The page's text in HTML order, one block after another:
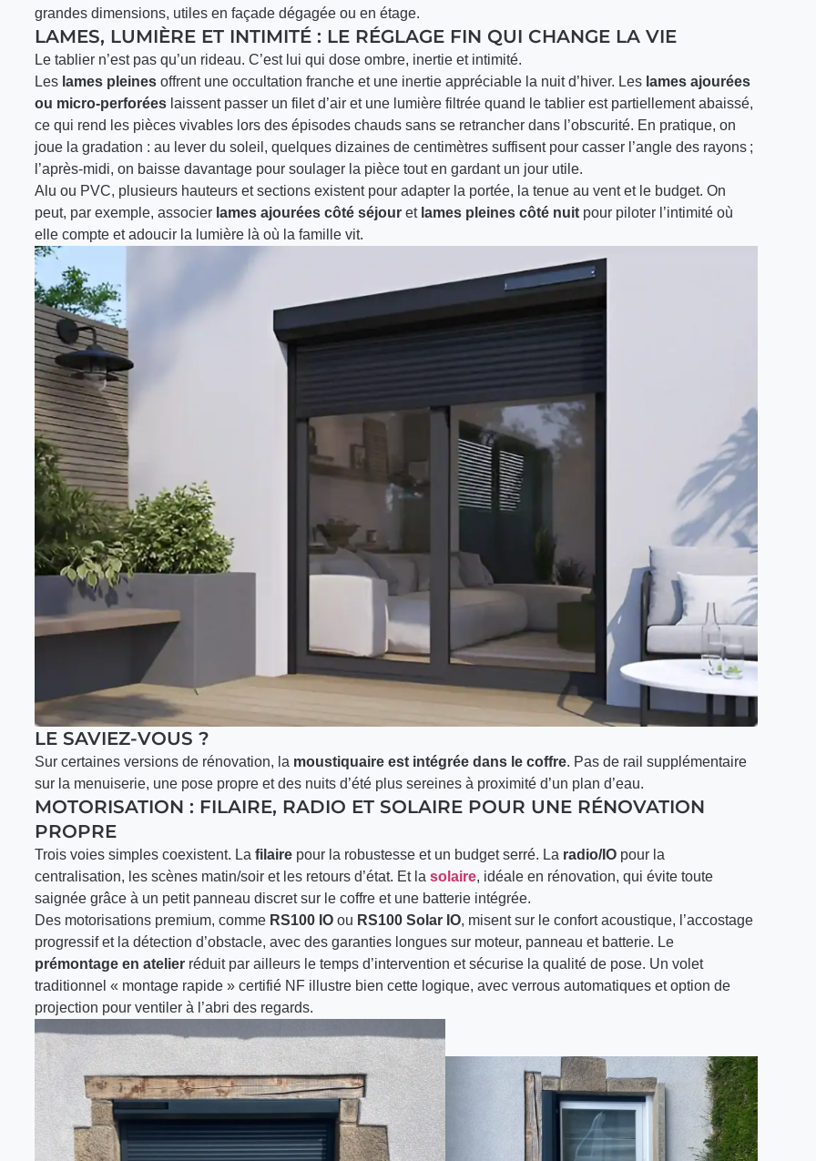
grandes dimensions, utiles en façade dégagée ou en étage.
LAMES, LUMIÈRE ET INTIMITÉ : LE RÉGLAGE FIN QUI CHANGE LA VIE
Le tablier n’est pas qu’un rideau. C’est lui qui dose ombre, inertie et intimité.
Les lames pleinesoffrent une occultation franche et une inertie appréciable la nuit d’hiver. Les lames ajourées
ou micro-perforéeslaissent passer un filet d’air et une lumière filtrée quand le tablier est partiellement abaissé,
ce qui rend les pièces vivables lors des épisodes chauds sans se retrancher dans l’obscurité. En pratique, on
joue la gradation : au lever du soleil, quelques dizaines de centimètres suffisent pour casser l’angle des rayons ;
l’après-midi, on baisse davantage pour soulager la pièce tout en gardant un jour utile.
Alu ou PVC, plusieurs hauteurs et sections existent pour adapter la portée, la tenue au vent et le budget. On
peut, par exemple, associer lames ajourées côté séjouret lames pleines côté nuitpour piloter l’intimité où
elle compte et adoucir la lumière là où la famille vit.
LE SAVIEZ-VOUS ?
Sur certaines versions de rénovation, la moustiquaire est intégrée dans le coffre. Pas de rail supplémentaire
sur la menuiserie, une pose propre et des nuits d’été plus sereines à proximité d’un plan d’eau.
MOTORISATION : FILAIRE, RADIO ET SOLAIRE POUR UNE RÉNOVATION
PROPRE
Trois voies simples coexistent. La filairepour la robustesse et un budget serré. La radio/IOpour la
centralisation, les scènes matin/soir et les retours d’état. Et la solaire, idéale en rénovation, qui évite toute
saignée grâce à un petit panneau discret sur le coffre et une batterie intégrée.
Des motorisations premium, comme RS100 IOou RS100 Solar IO, misent sur le confort acoustique, l’accostage
progressif et la détection d’obstacle, avec des garanties longues sur moteur, panneau et batterie. Le
prémontage en atelierréduit par ailleurs le temps d’intervention et sécurise la qualité de pose. Un volet
traditionnel « montage rapide » certifié NF illustre bien cette logique, avec verrous automatiques et option de
projection pour ventiler à l’abri des regards.